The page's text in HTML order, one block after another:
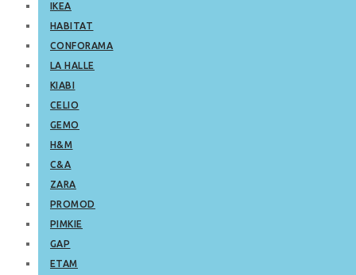
IKEA
HABITAT
CONFORAMA
LA HALLE
KIABI
CELIO
GEMO
H&M
C&A
ZARA
PROMOD
PIMKIE
GAP
ETAM